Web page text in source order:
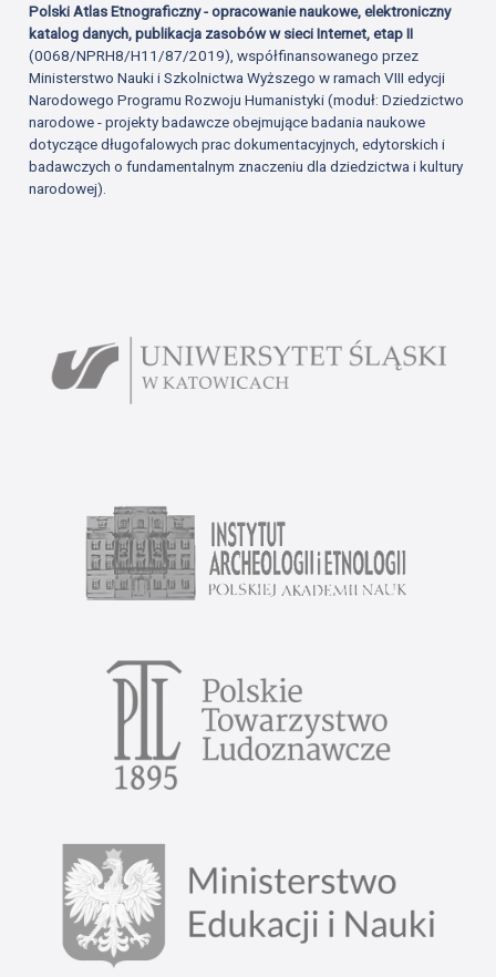
Polski Atlas Etnograficzny - opracowanie naukowe, elektroniczny
katalog danych, publikacja zasobów w sieci Internet, etap II
(0068/NPRH8/H11/87/2019), współfinansowanego przez
Ministerstwo Nauki i Szkolnictwa Wyższego w ramach VIII edycji
Narodowego Programu Rozwoju Humanistyki (moduł: Dziedzictwo
narodowe - projekty badawcze obejmujące badania naukowe
dotyczące długofalowych prac dokumentacyjnych, edytorskich i
badawczych o fundamentalnym znaczeniu dla dziedzictwa i kultury
narodowej).